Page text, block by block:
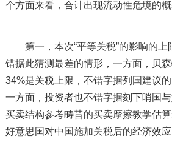
个方面来看，合计出现流动性危境的概
第一，本次“平等关税”的影响的上
错据此猜测最差的情形，一方面，贝
34%是关税上限，不错字据列国建议
一方面，投资者也不错字据刻下哨国与
买卖结构参考畴昔的买卖摩擦教学估
好意思国对中国施加关税后的经济效